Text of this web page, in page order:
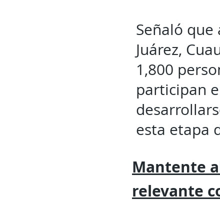
Señaló
Juárez,
1,800
participan
esta etapa
Mantente
relevante